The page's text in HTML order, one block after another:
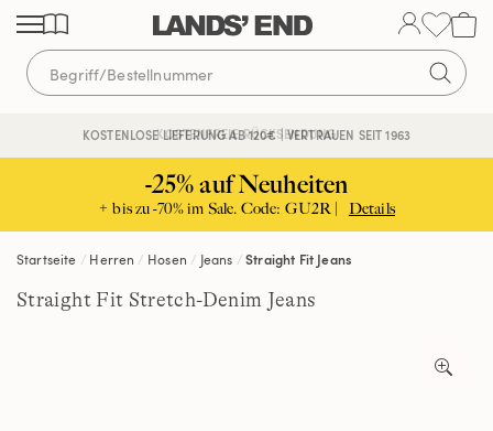
Direkt
zum
Inhalt
Direkt
zur
Navigation
Direkt
zur
Suche
KOSTENLOSE LIEFERUNG AB 120€ | VERTRAUEN SEIT 1963
KOSTENFREIE RÜCKSENDUNG
-25% auf Neuheiten
+ bis zu -70% im Sale. Code: GU2R | Details
Startseite Herren Hosen Jeans Straight Fit Jeans
Straight Fit Stretch-Denim Jeans